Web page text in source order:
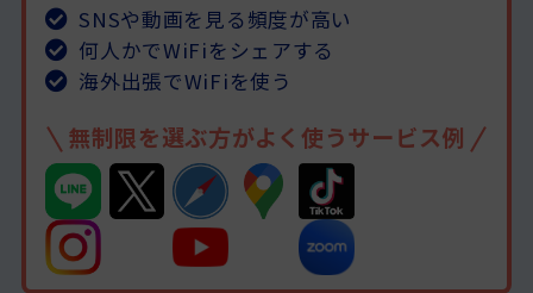
SNSや動画を見る頻度が高い
何人かでWiFiをシェアする
海外出張でWiFiを使う
無制限を選ぶ方がよく使うサービス例